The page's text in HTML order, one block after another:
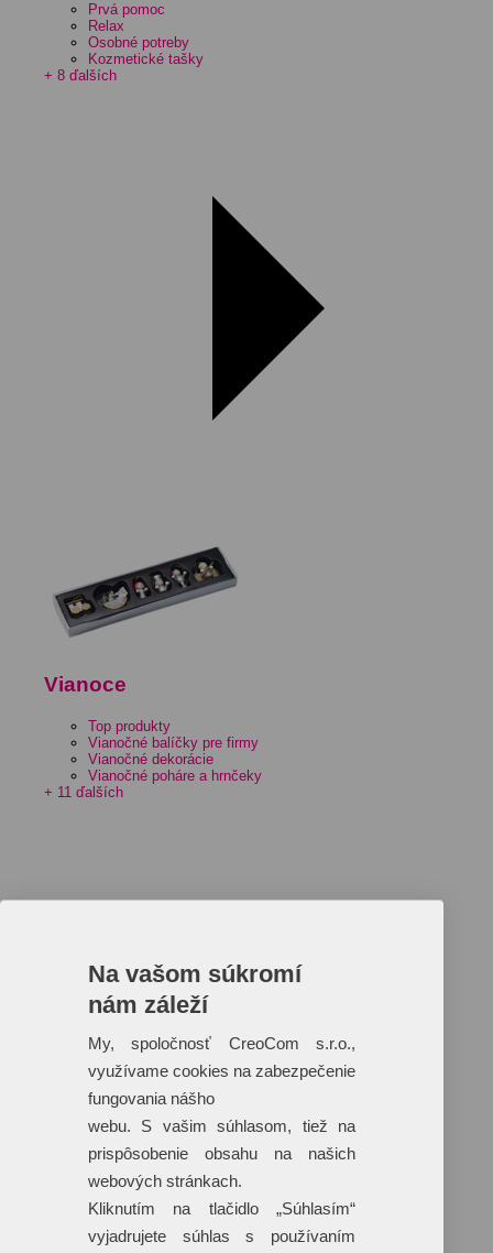
Prvá pomoc
Relax
Osobné potreby
Kozmetické tašky
+ 8 ďalších
Vianoce
Top produkty
Vianočné balíčky pre firmy
Vianočné dekorácie
Vianočné poháre a hrnčeky
+ 11 ďalších
Na vašom súkromí
nám záleží
My, spoločnosť CreoCom s.r.o.,
využívame cookies na zabezpečenie
fungovania nášho
webu. S vašim súhlasom, tiež na
prispôsobenie obsahu na našich
webových stránkach.
Kliknutím na tlačidlo „Súhlasím“
vyjadrujete súhlas s používaním